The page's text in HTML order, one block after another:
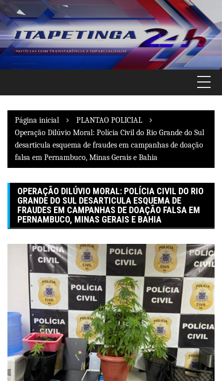
Pular
para
o
conteúdo
Página inicial
PLANTAO POLICIAL
Operação Dilúvio Moral: Polícia Civil do Rio Grande do Sul
desarticula esquema de fraudes em campanhas de doação
falsa em Pernambuco, Minas Gerais e Bahia
OPERAÇÃO DILÚVIO MORAL: POLÍCIA CIVIL DO RIO
GRANDE DO SUL DESARTICULA ESQUEMA DE
FRAUDES EM CAMPANHAS DE DOAÇÃO FALSA EM
PERNAMBUCO, MINAS GERAIS E BAHIA